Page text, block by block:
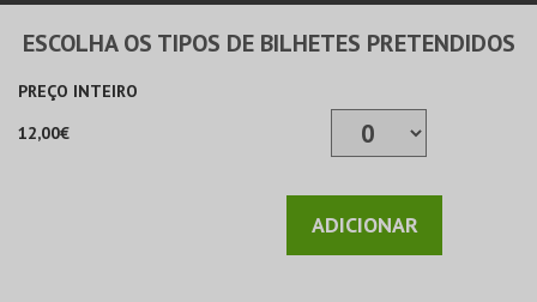
ESCOLHA OS TIPOS DE BILHETES PRETENDIDOS
PREÇO INTEIRO
12,00€
ADICIONAR